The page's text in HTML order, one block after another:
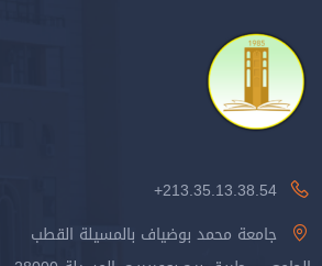
213.35.13.38.54+
جامعة محمد بوضياف بالمسيلة القطب